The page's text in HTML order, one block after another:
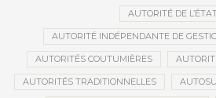
AUTORITÉ DE
AUTORITÉ INDÉPENDANTE DE
AUTORITÉS COUTUMIÈRES
AUTORITÉS TRADITIONNELLES